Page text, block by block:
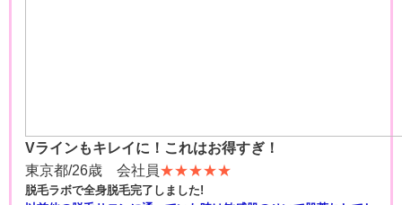
Vラインもキレイに！これはお得すぎ！
東京都/26歳 会社員★★★★★
脱毛ラボで全身脱毛完了しました!